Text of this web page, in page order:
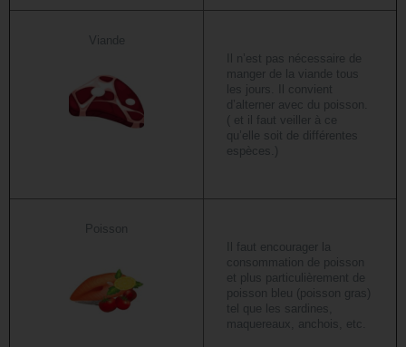
Viande
Il n’est pas nécessaire de
manger de la viande tous
les jours. Il convient
d’alterner avec du poisson.
( et il faut veiller à ce
qu’elle soit de différentes
espèces.)
Poisson
Il faut encourager la
consommation de poisson
et plus particulièrement de
poisson bleu (poisson gras)
tel que les sardines,
maquereaux, anchois, etc.